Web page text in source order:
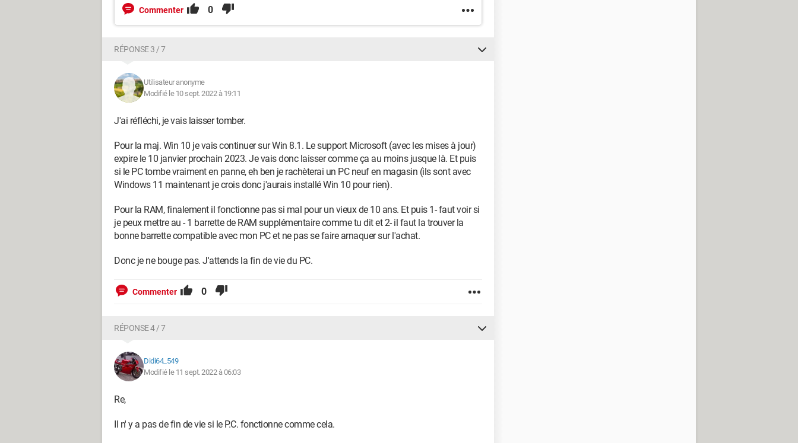
Commenter 0
RÉPONSE 3 / 7
Utilisateur anonyme
Modifié le 10 sept. 2022 à 19:11
J'ai réfléchi, je vais laisser tomber.
Pour la maj. Win 10 je vais continuer sur Win 8.1. Le support Microsoft (avec les mises à jour)
expire le 10 janvier prochain 2023. Je vais donc laisser comme ça au moins jusque là. Et puis
si le PC tombe vraiment en panne, eh ben je rachèterai un PC neuf en magasin (ils sont avec
Windows 11 maintenant je crois donc j'aurais installé Win 10 pour rien).
Pour la RAM, finalement il fonctionne pas si mal pour un vieux de 10 ans. Et puis 1- faut voir si
je peux mettre au - 1 barrette de RAM supplémentaire comme tu dit et 2- il faut la trouver la
bonne barrette compatible avec mon PC et ne pas se faire arnaquer sur l'achat.
Donc je ne bouge pas. J'attends la fin de vie du PC.
Commenter 0
RÉPONSE 4 / 7
Didi64_549
Modifié le 11 sept. 2022 à 06:03
Re,
Il n' y a pas de fin de vie si le P.C. fonctionne comme cela.